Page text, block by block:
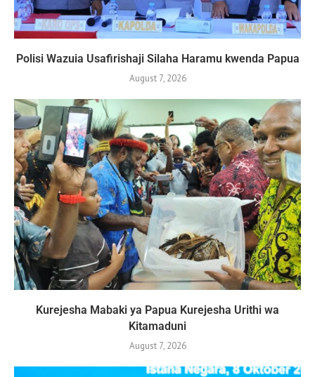
Polisi Wazuia Usafirishaji Silaha Haramu kwenda Papua
August 7, 2026
Kurejesha Mabaki ya Papua Kurejesha Urithi wa
Kitamaduni
August 7, 2026